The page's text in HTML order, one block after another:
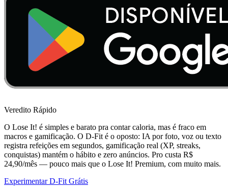
Veredito Rápido
O Lose It! é simples e barato pra contar caloria, mas é fraco em
macros e gamificação. O D-Fit é o oposto: IA por foto, voz ou texto
registra refeições em segundos, gamificação real (XP, streaks,
conquistas) mantém o hábito e zero anúncios. Pro custa R$
24,90/mês — pouco mais que o Lose It! Premium, com muito mais.
Experimentar D-Fit Grátis